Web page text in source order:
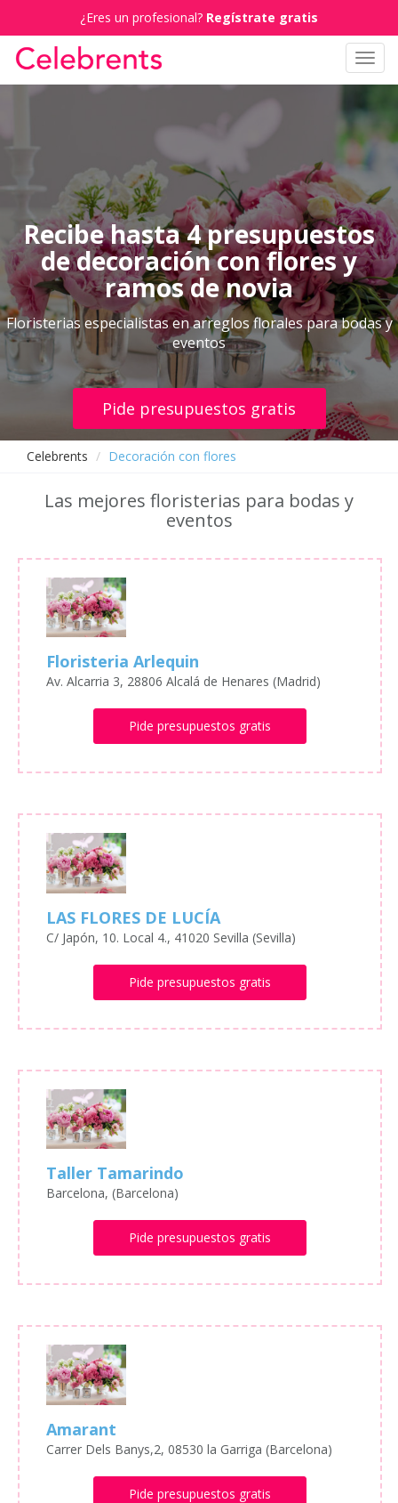
¿Eres un profesional? Regístrate gratis
Recibe hasta 4 presupuestos
de decoración con flores y
ramos de novia
Floristerias especialistas en arreglos florales para bodas y
eventos
Pide presupuestos gratis
Celebrents Decoración con flores
Las mejores floristerias para bodas y
eventos
Floristeria Arlequin
Av. Alcarria 3, 28806 Alcalá de Henares (Madrid)
Pide presupuestos gratis
LAS FLORES DE LUCÍA
C/ Japón, 10. Local 4., 41020 Sevilla (Sevilla)
Pide presupuestos gratis
Taller Tamarindo
Barcelona, (Barcelona)
Pide presupuestos gratis
Amarant
Carrer Dels Banys,2, 08530 la Garriga (Barcelona)
Pide presupuestos gratis